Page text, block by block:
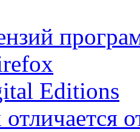
Editions